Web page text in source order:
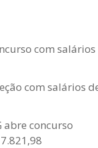
com salários
com salários
abre concurso